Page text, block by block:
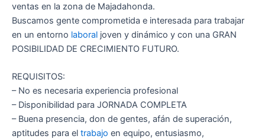
ventas en la zona de Majadahonda.
Buscamos gente comprometida e interesada para trabajar
en un entorno laboral joven y dinámico y con una GRAN
POSIBILIDAD DE CRECIMIENTO FUTURO.
REQUISITOS:
– No es necesaria experiencia profesional
– Disponibilidad para JORNADA COMPLETA
– Buena presencia, don de gentes, afán de superación,
aptitudes para el trabajo en equipo, entusiasmo,